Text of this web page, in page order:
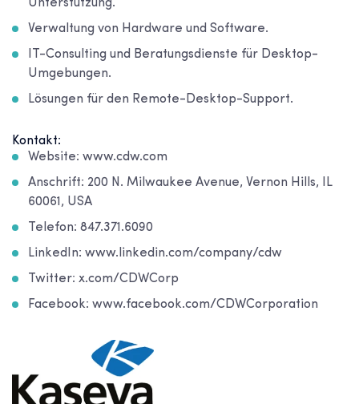
Unterstützung.
Verwaltung von Hardware und Software.
IT-Consulting und Beratungsdienste für Desktop-
Umgebungen.
Lösungen für den Remote-Desktop-Support.
Kontakt:
Website: www.cdw.com
Anschrift: 200 N. Milwaukee Avenue, Vernon Hills, IL
60061, USA
Telefon: 847.371.6090
LinkedIn: www.linkedin.com/company/cdw
Twitter: x.com/CDWCorp
Facebook: www.facebook.com/CDWCorporation